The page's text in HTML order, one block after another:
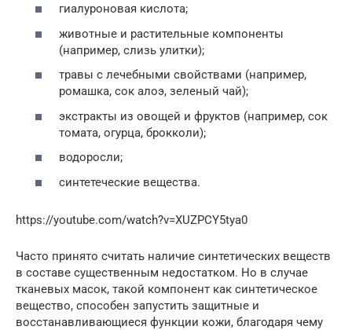
гиалуроновая кислота;
животные и растительные компоненты
(например, слизь улитки);
травы с лечебными свойствами (например,
ромашка, сок алоэ, зеленый чай);
экстракты из овощей и фруктов (например, сок
томата, огурца, брокколи);
водоросли;
синтетеческие вещества.
https://youtube.com/watch?v=XUZPCY5tya0
Часто принято считать наличие синтетических веществ
в составе существенным недостатком. Но в случае
тканевых масок, такой компонент как синтетическое
вещество, способен запустить защитные и
восстанавливающиеся функции кожи, благодаря чему